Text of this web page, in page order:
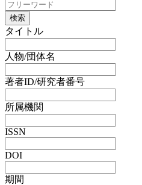
検索
タイトル
人物/団体名
著者ID/研究者番号
所属機関
ISSN
DOI
期間